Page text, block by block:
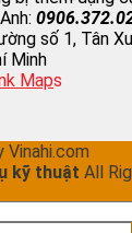
số 1, Tân
Minh
Maps
kỹ thuật All